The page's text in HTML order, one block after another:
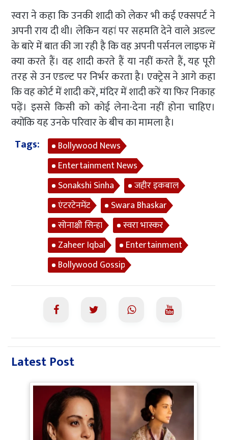
स्वरा ने कहा कि उनकी शादी को लेकर भी कई एक्सपर्ट ने
अपनी राय दी थी। लेकिन यहां पर सहमति देने वाले अडल्ट
के बारे में बात की जा रही है कि वह अपनी पर्सनल लाइफ में
क्या करते हैं। वह शादी करते हैं या नहीं करते हैं, यह पूरी
तरह से उन एडल्ट पर निर्भर करता है। एक्ट्रेस ने आगे कहा
कि वह कोर्ट में शादी करें, मंदिर में शादी करें या फिर निकाह
पढ़ें। इससे किसी को कोई लेना-देना नहीं होना चाहिए।
क्योंकि यह उनके परिवार के बीच का मामला है।
Tags:
Bollywood News
Entertainment News
Sonakshi Sinha
जहीर इकबाल
एंटरटेनमेंट
Swara Bhaskar
सोनाक्षी सिन्हा
स्वरा भास्कर
Zaheer Iqbal
Entertainment
Bollywood Gossip
Latest Post